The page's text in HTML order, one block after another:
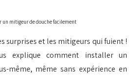
un mitigeur de douche facilement
surprises et les mitigeurs qui fuient !
explique comment installer un
même, même sans expérience en